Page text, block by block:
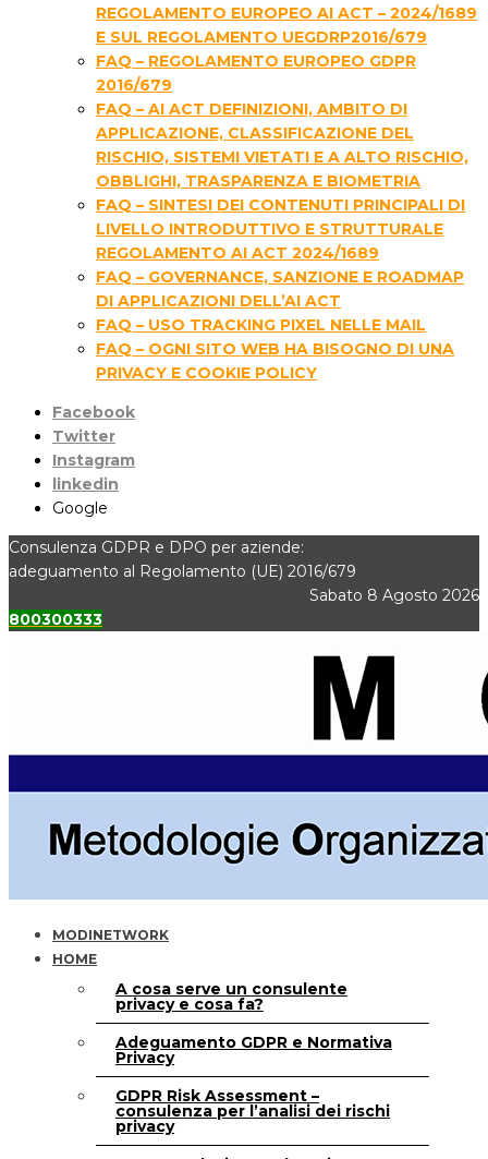
REGOLAMENTO EUROPEO AI ACT – 2024/1689
E SUL REGOLAMENTO UEGDRP2016/679
FAQ – REGOLAMENTO EUROPEO GDPR
2016/679
FAQ – AI ACT DEFINIZIONI, AMBITO DI
APPLICAZIONE, CLASSIFICAZIONE DEL
RISCHIO, SISTEMI VIETATI E A ALTO RISCHIO,
OBBLIGHI, TRASPARENZA E BIOMETRIA
FAQ – SINTESI DEI CONTENUTI PRINCIPALI DI
LIVELLO INTRODUTTIVO E STRUTTURALE
REGOLAMENTO AI ACT 2024/1689
FAQ – GOVERNANCE, SANZIONE E ROADMAP
DI APPLICAZIONI DELL’AI ACT
FAQ – USO TRACKING PIXEL NELLE MAIL
FAQ – OGNI SITO WEB HA BISOGNO DI UNA
PRIVACY E COOKIE POLICY
Facebook
Twitter
Instagram
linkedin
Google
Consulenza GDPR e DPO per aziende:
adeguamento al Regolamento (UE) 2016/679
Sabato 8 Agosto 2026
800300333
MODINETWORK
HOME
A cosa serve un consulente
privacy e cosa fa?
Adeguamento GDPR e Normativa
Privacy
GDPR Risk Assessment –
consulenza per l’analisi dei rischi
privacy